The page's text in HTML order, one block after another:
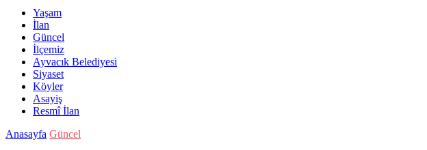
Yaşam
İlan
Güncel
İlçemiz
Ayvacık Belediyesi
Siyaset
Köyler
Asayiş
Resmî İlan
Anasayfa Güncel